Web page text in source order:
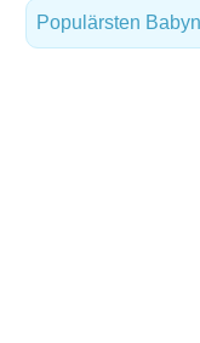
Populärsten